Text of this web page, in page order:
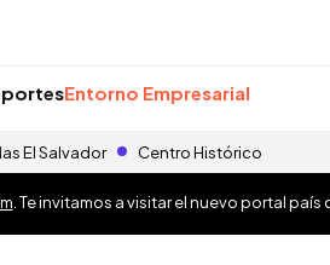
Entorno Empresarial
El Salvador Centro Histórico
. Te invitamos a visitar el nuevo portal